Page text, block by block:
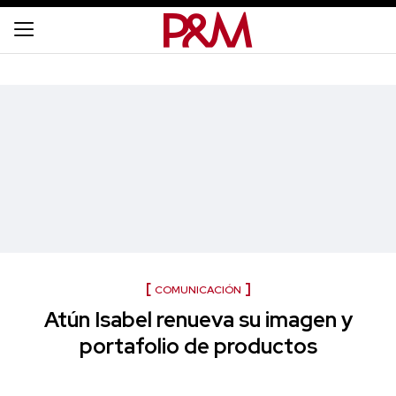
COMUNICACIÓN
Atún Isabel renueva su imagen y
portafolio de productos